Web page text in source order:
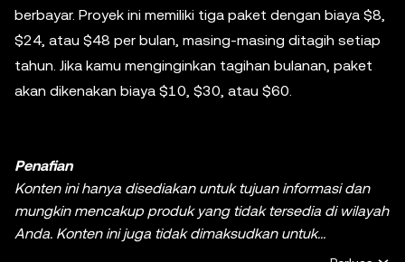
berbayar. Proyek ini memiliki tiga paket dengan biaya $8,
$24, atau $48 per bulan, masing-masing ditagih setiap
tahun. Jika kamu menginginkan tagihan bulanan, paket
akan dikenakan biaya $10, $30, atau $60.
Penafian
Konten ini hanya disediakan untuk tujuan informasi dan
mungkin mencakup produk yang tidak tersedia di wilayah
Anda. Konten ini juga tidak dimaksudkan untuk
memberikan (i) nasihat atau rekomendasi investasi; (ii)